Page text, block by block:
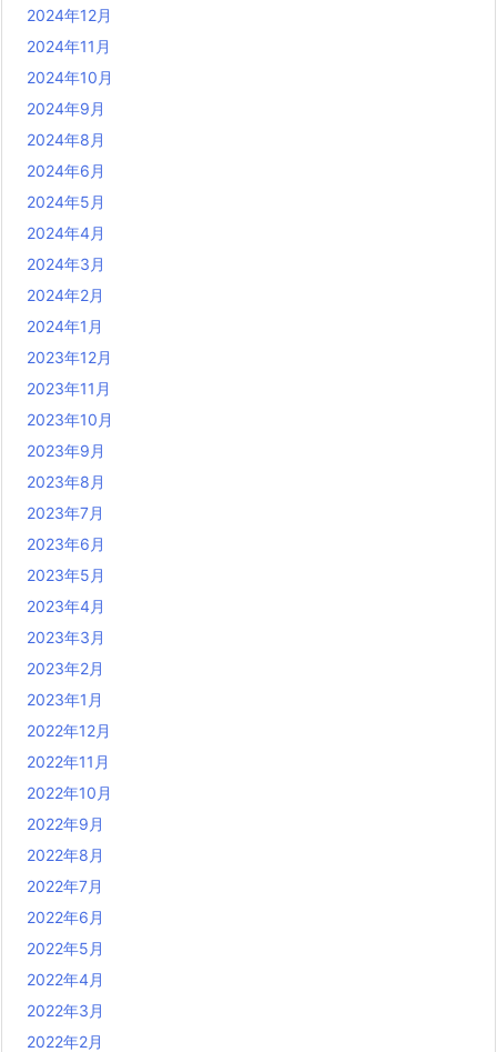
2024年12月
2024年11月
2024年10月
2024年9月
2024年8月
2024年6月
2024年5月
2024年4月
2024年3月
2024年2月
2024年1月
2023年12月
2023年11月
2023年10月
2023年9月
2023年8月
2023年7月
2023年6月
2023年5月
2023年4月
2023年3月
2023年2月
2023年1月
2022年12月
2022年11月
2022年10月
2022年9月
2022年8月
2022年7月
2022年6月
2022年5月
2022年4月
2022年3月
2022年2月